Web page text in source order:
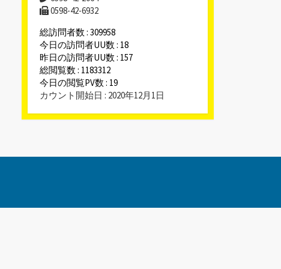
0598-42-6932
総訪問者数 : 309958
今日の訪問者UU数 : 18
昨日の訪問者UU数 : 157
総閲覧数 : 1183312
今日の閲覧PV数 : 19
カウント開始日 : 2020年12月1日